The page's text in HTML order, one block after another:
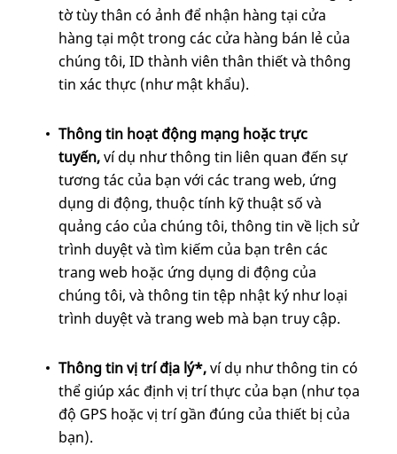
tờ tùy thân có ảnh để nhận hàng tại cửa
hàng tại một trong các cửa hàng bán lẻ của
chúng tôi, ID thành viên thân thiết và thông
tin xác thực (như mật khẩu).
Thông tin hoạt động mạng hoặc trực
tuyến,ví dụ như thông tin liên quan đến sự
tương tác của bạn với các trang web, ứng
dụng di động, thuộc tính kỹ thuật số và
quảng cáo của chúng tôi, thông tin về lịch sử
trình duyệt và tìm kiếm của bạn trên các
trang web hoặc ứng dụng di động của
chúng tôi, và thông tin tệp nhật ký như loại
trình duyệt và trang web mà bạn truy cập.
Thông tin vị trí địa lý*,ví dụ như thông tin có
thể giúp xác định vị trí thực của bạn (như tọa
độ GPS hoặc vị trí gần đúng của thiết bị của
bạn).